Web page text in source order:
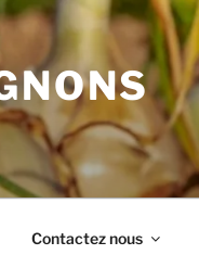
Contactez nous